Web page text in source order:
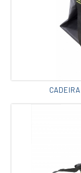
CADEIRA